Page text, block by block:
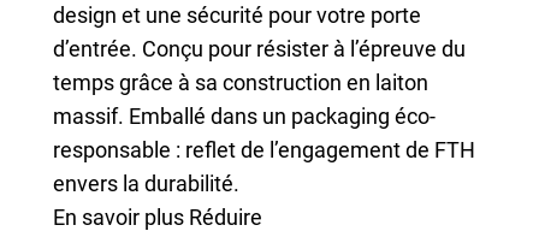
design et une sécurité pour votre porte
d’entrée. Conçu pour résister à l’épreuve du
temps grâce à sa construction en laiton
massif. Emballé dans un packaging éco-
responsable : reflet de l’engagement de FTH
envers la durabilité.
En savoir plus Réduire